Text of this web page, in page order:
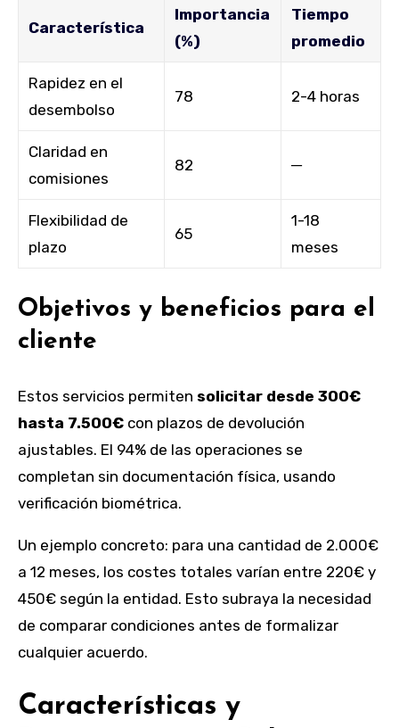
Característica
Importancia
(%)
Tiempo
promedio
Rapidez en el
desembolso
78 2-4 horas
Claridad en
comisiones
82 ─
Flexibilidad de
plazo
65
1-18
meses
Objetivos y beneficios para el
cliente
Estos servicios permiten solicitar desde 300€
hasta 7.500€ con plazos de devolución
ajustables. El 94% de las operaciones se
completan sin documentación física, usando
verificación biométrica.
Un ejemplo concreto: para una cantidad de 2.000€
a 12 meses, los costes totales varían entre 220€ y
450€ según la entidad. Esto subraya la necesidad
de comparar condiciones antes de formalizar
cualquier acuerdo.
Características y